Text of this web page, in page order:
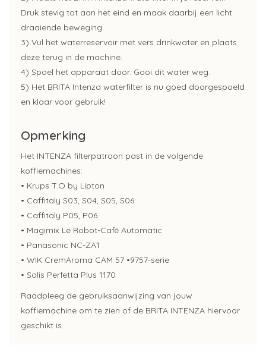
Druk stevig tot aan het eind en maak daarbij een licht
draaiende beweging.
3) Vul het waterreservoir met vers drinkwater en plaats
deze terug in de machine.
4) Spoel het apparaat door. Gooi dit water weg.
5) Het BRITA Intenza waterfilter is nu goed doorgespoeld
en klaar voor gebruik!
Opmerking
Het INTENZA filterpatroon past in de volgende
koffiemachines:
• Krups T.O by Lipton
• Caffitaly S03, S04, S05, S06
• Caffitaly P05, P06
• Magimix Le Robot-Café Automatic
• Panasonic NC-ZA1
• WIK CremAroma CAM 57 •9757-serie
• Solis Perfetta Plus 1170
Raadpleeg de gebruiksaanwijzing van jouw
koffiemachine om te zien of de BRITA INTENZA hiervoor
geschikt is.